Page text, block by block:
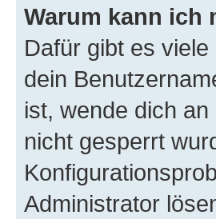
Warum kann ich
Dafür gibt es
dein
ist, wende dich
nicht gesperrt
Administrator